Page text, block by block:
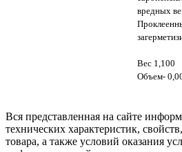
вредных
Вес 1,100
Объем-
Вся представленная на сайте
технических характеристик,
товара, а также условий оказания